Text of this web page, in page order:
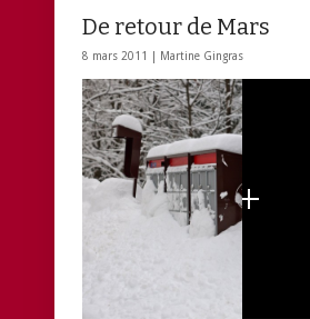
De retour de Mars
8 mars 2011 | Martine Gingras